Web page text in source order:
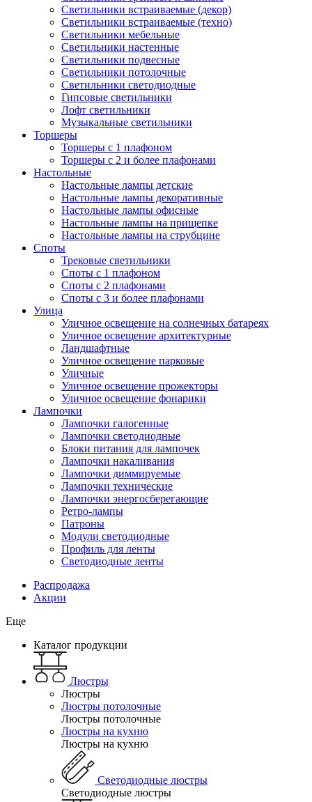
Светильники встраиваемые (декор)
Светильники встраиваемые (техно)
Светильники мебельные
Светильники настенные
Светильники подвесные
Светильники потолочные
Светильники светодиодные
Гипсовые светильники
Лофт светильники
Музыкальные светильники
Торшеры
Торшеры с 1 плафоном
Торшеры с 2 и более плафонами
Настольные
Настольные лампы детские
Настольные лампы декоративные
Настольные лампы офисные
Настольные лампы на прищепке
Настольные лампы на струбцине
Споты
Трековые светильники
Споты с 1 плафоном
Споты с 2 плафонами
Споты с 3 и более плафонами
Улица
Уличное освещение на солнечных батареях
Уличное освещение архитектурные
Ландшафтные
Уличное освещение парковые
Уличные
Уличное освещение прожекторы
Уличное освещение фонарики
Лампочки
Лампочки галогенные
Лампочки светодиодные
Блоки питания для лампочек
Лампочки накаливания
Лампочки диммируемые
Лампочки технические
Лампочки энергосберегающие
Ретро-лампы
Патроны
Модули светодиодные
Профиль для ленты
Светодиодные ленты
Распродажа
Акции
Еще
Каталог продукции
Люстры
Люстры
Люстры потолочные
Люстры потолочные
Люстры на кухню
Люстры на кухню
Светодиодные люстры
Светодиодные люстры